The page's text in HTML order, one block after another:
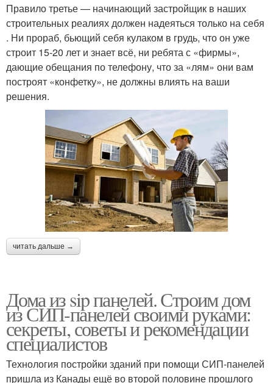
Правило третье — начинающий застройщик в наших
строительных реалиях должен надеяться только на себя
. Ни прораб, бьющий себя кулаком в грудь, что он уже
строит 15-20 лет и знает всё, ни ребята с «фирмы»,
дающие обещания по телефону, что за «лям» они вам
построят «конфетку», не должны влиять на ваши
решения.
читать дальше →
Дома из sip панелей. Строим дом
из СИП-панелей своими руками:
секреты, советы и рекомендации
специалистов
Технология постройки зданий при помощи СИП-панелей
пришла из Канады ещё во второй половине прошлого